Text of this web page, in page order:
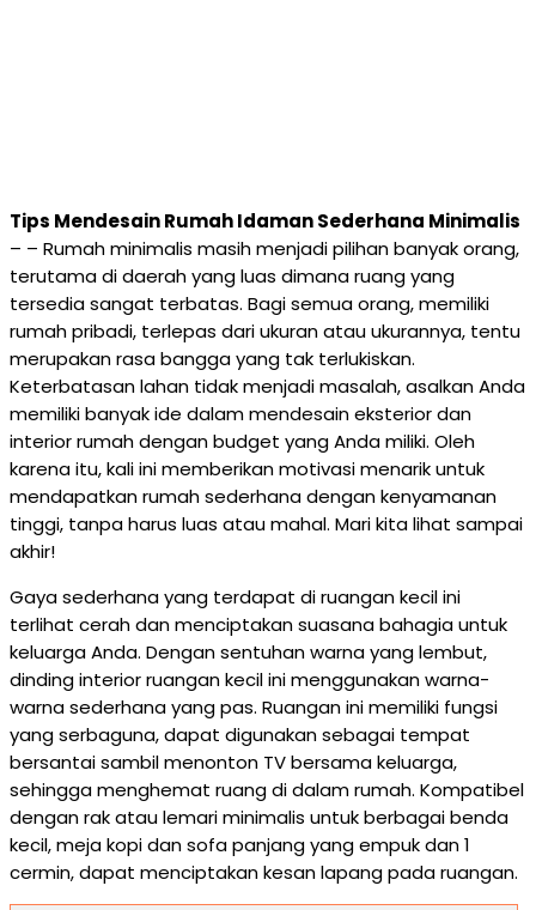
Tips Mendesain Rumah Idaman Sederhana Minimalis
– – Rumah minimalis masih menjadi pilihan banyak orang,
terutama di daerah yang luas dimana ruang yang
tersedia sangat terbatas. Bagi semua orang, memiliki
rumah pribadi, terlepas dari ukuran atau ukurannya, tentu
merupakan rasa bangga yang tak terlukiskan.
Keterbatasan lahan tidak menjadi masalah, asalkan Anda
memiliki banyak ide dalam mendesain eksterior dan
interior rumah dengan budget yang Anda miliki. Oleh
karena itu, kali ini memberikan motivasi menarik untuk
mendapatkan rumah sederhana dengan kenyamanan
tinggi, tanpa harus luas atau mahal. Mari kita lihat sampai
akhir!
Gaya sederhana yang terdapat di ruangan kecil ini
terlihat cerah dan menciptakan suasana bahagia untuk
keluarga Anda. Dengan sentuhan warna yang lembut,
dinding interior ruangan kecil ini menggunakan warna-
warna sederhana yang pas. Ruangan ini memiliki fungsi
yang serbaguna, dapat digunakan sebagai tempat
bersantai sambil menonton TV bersama keluarga,
sehingga menghemat ruang di dalam rumah. Kompatibel
dengan rak atau lemari minimalis untuk berbagai benda
kecil, meja kopi dan sofa panjang yang empuk dan 1
cermin, dapat menciptakan kesan lapang pada ruangan.